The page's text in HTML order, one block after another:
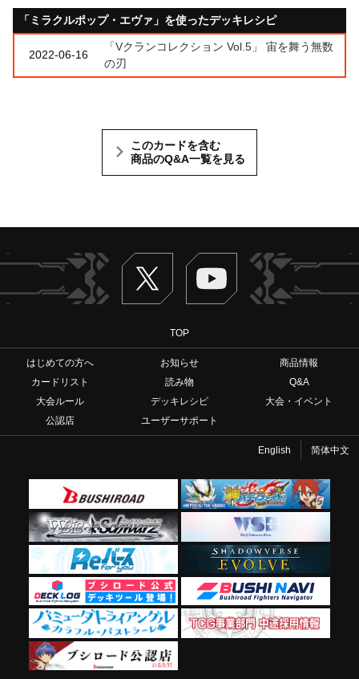
「ミラクルポップ・エヴァ」を使ったデッキレシピ
2022-06-16
「Vクランコレクション Vol.5」 宙を舞う無数
の刃
このカードを含む
商品のQ&A一覧を見る
Twitter ヴァンガードch
TOP
はじめての方へ お知らせ
商品情報
カードリスト
読み物
Q&A
大会ルール
デッキレシピ
大会・イベント
公認店
ユーザーサポート
English 简体中文